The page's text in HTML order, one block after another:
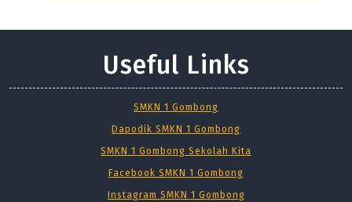
Useful Links
SMKN 1 Gombong
Dapodik SMKN 1 Gombong
SMKN 1 Gombong Sekolah Kita
Facebook SMKN 1 Gombong
Instagram SMKN 1 Gombong